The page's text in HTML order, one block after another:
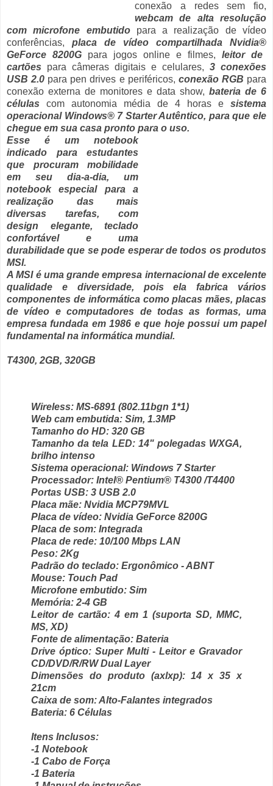
conexão a redes sem fio,
webcam de alta resolução
com microfone embutidopara a realização de vídeo
conferências, placa de vídeo compartilhada Nvidia®
GeForce 8200G para jogos online e filmes, leitor de
cartões para câmeras digitais e celulares, 3 conexões
USB 2.0 para pen drives e periféricos, conexão RGB para
conexão externa de monitores e data show, bateria de 6
células com autonomia média de 4 horas e sistema
operacional Windows® 7 Starter Autêntico, para que ele
chegue em sua casa pronto para o uso.
Esse é um notebook
indicado para estudantes
que procuram mobilidade
em seu dia-a-dia, um
notebook especial para a
realização das mais
diversas tarefas, com
design elegante, teclado
confortávele uma
durabilidade que se pode esperar de todos os produtos
MSI.
AMSIé uma grandeempresa internacionalde excelente
qualidade e diversidade, pois elafabrica vários
componentes de informáticacomo placas mães, placas
de vídeo e computadores de todas as formas, uma
empresafundada em 1986 e que hoje possui umpapel
fundamentalna informática mundial.
T4300, 2GB, 320GB
Wireless: MS-6891 (802.11bgn 1*1)
Web cam embutida: Sim, 1.3MP
Tamanho do HD: 320 GB
Tamanho da tela LED:14" polegadas WXGA,
brilho intenso
Sistema operacional: Windows 7 Starter
Processador: Intel® Pentium® T4300 /T4400
Portas USB: 3 USB 2.0
Placa mãe: Nvidia MCP79MVL
Placa de vídeo: Nvidia GeForce 8200G
Placa de som: Integrada
Placa de rede: 10/100 Mbps LAN
Peso: 2Kg
Padrão do teclado: Ergonômico - ABNT
Mouse: Touch Pad
Microfone embutido: Sim
Memória: 2-4 GB
Leitor de cartão: 4 em 1 (suporta SD, MMC,
MS, XD)
Fonte de alimentação: Bateria
Drive óptico: Super Multi - Leitor e Gravador
CD/DVD/R/RW Dual Layer
Dimensões do produto (axlxp):14 x 35 x
21cm
Caixa de som:Alto-Falantes integrados
Bateria: 6 Células
Itens Inclusos:
-1 Notebook
-1 Cabo de Força
-1 Bateria